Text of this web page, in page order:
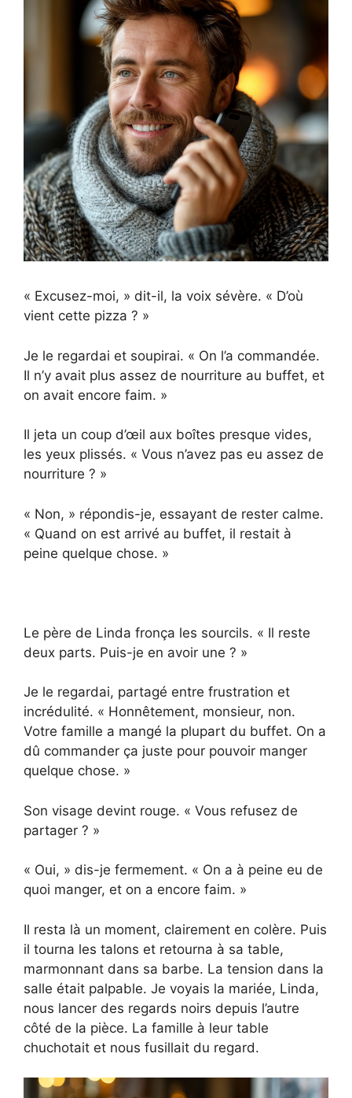
« Excusez-moi, » dit-il, la voix sévère. « D’où
vient cette pizza ? »
Je le regardai et soupirai. « On l’a commandée.
Il n’y avait plus assez de nourriture au buffet, et
on avait encore faim. »
Il jeta un coup d’œil aux boîtes presque vides,
les yeux plissés. « Vous n’avez pas eu assez de
nourriture ? »
« Non, » répondis-je, essayant de rester calme.
« Quand on est arrivé au buffet, il restait à
peine quelque chose. »
Le père de Linda fronça les sourcils. « Il reste
deux parts. Puis-je en avoir une ? »
Je le regardai, partagé entre frustration et
incrédulité. « Honnêtement, monsieur, non.
Votre famille a mangé la plupart du buffet. On a
dû commander ça juste pour pouvoir manger
quelque chose. »
Son visage devint rouge. « Vous refusez de
partager ? »
« Oui, » dis-je fermement. « On a à peine eu de
quoi manger, et on a encore faim. »
Il resta là un moment, clairement en colère. Puis
il tourna les talons et retourna à sa table,
marmonnant dans sa barbe. La tension dans la
salle était palpable. Je voyais la mariée, Linda,
nous lancer des regards noirs depuis l’autre
côté de la pièce. La famille à leur table
chuchotait et nous fusillait du regard.